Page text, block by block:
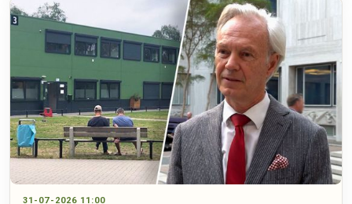
31-07-2026 11:00